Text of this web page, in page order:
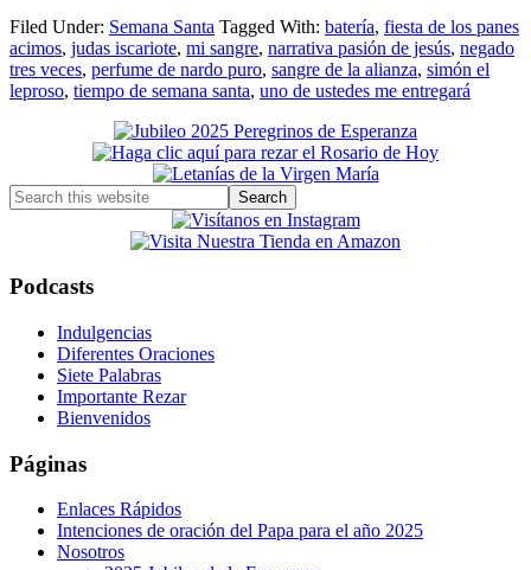
Filed Under: Semana Santa Tagged With: batería, fiesta de los panes
acimos, judas iscariote, mi sangre, narrativa pasión de jesús, negado
tres veces, perfume de nardo puro, sangre de la alianza, simón el
leproso, tiempo de semana santa, uno de ustedes me entregará
Primary
Sidebar
Search
this
Podcasts
Indulgencias
Diferentes Oraciones
Siete Palabras
Importante Rezar
Bienvenidos
Páginas
Enlaces Rápidos
Intenciones de oración del Papa para el año 2025
Nosotros